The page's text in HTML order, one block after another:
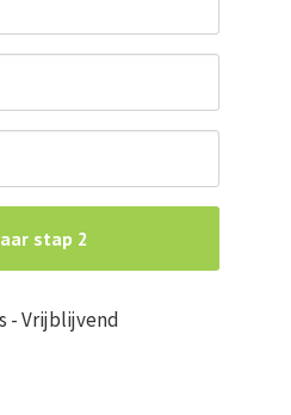
stap 2
- Vrijblijvend